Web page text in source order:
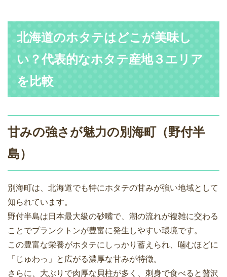
北海道のホタテはどこが美味し
い？代表的なホタテ産地３エリア
を比較
甘みの強さが魅力の別海町（野付半
島）
別海町は、北海道でも特にホタテの甘みが強い地域として
知られています。
野付半島は日本最大級の砂嘴で、潮の流れが複雑に交わる
ことでプランクトンが豊富に発生しやすい環境です。
この豊富な栄養がホタテにしっかり蓄えられ、噛むほどに
「じゅわっ」と広がる濃厚な甘みが特徴。
さらに、大ぶりで肉厚な貝柱が多く、刺身で食べると贅沢